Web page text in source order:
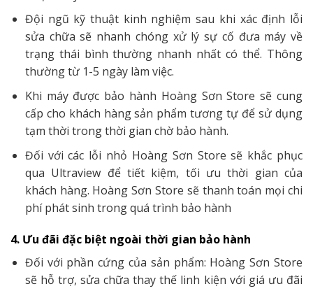
Đội ngũ kỹ thuật kinh nghiệm sau khi xác định lỗi
sửa chữa sẽ nhanh chóng xử lý sự cố đưa máy về
trạng thái bình thường nhanh nhất có thể. Thông
thường từ 1-5 ngày làm việc.
Khi máy được bảo hành Hoàng Sơn Store sẽ cung
cấp cho khách hàng sản phẩm tương tự để sử dụng
tạm thời trong thời gian chờ bảo hành.
Đối với các lỗi nhỏ Hoàng Sơn Store sẽ khắc phục
qua Ultraview để tiết kiệm, tối ưu thời gian của
khách hàng. Hoàng Sơn Store sẽ thanh toán mọi chi
phí phát sinh trong quá trình bảo hành
4. Ưu đãi đặc biệt ngoài thời gian bảo hành
Đối với phần cứng của sản phẩm: Hoàng Sơn Store
sẽ hỗ trợ, sửa chữa thay thế linh kiện với giá ưu đãi